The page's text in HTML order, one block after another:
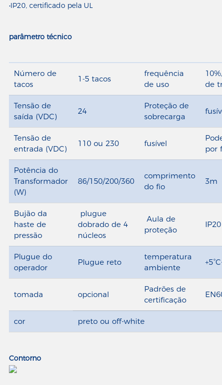
•IP20, certificado pela UL
parâmetro técnico
Número de
tacos
1-5 tacos
frequência
de uso
de
Tensão de
saída (VDC)
24
Proteção de
sobrecarga
Tensão de
entrada (VDC)
110 ou 230 fusível
por
Potência do
Transformador
(W)
86/150/200/360
comprimento
do fio
3m
Bujão da
haste de
pressão
plugue
dobrado de 4
núcleos
Aula de
proteção
IP20
Plugue do
operador
Plugue reto
temperatura
ambiente
tomada opcional
Padrões de
certificação
cor preto ou off-white
Contorno